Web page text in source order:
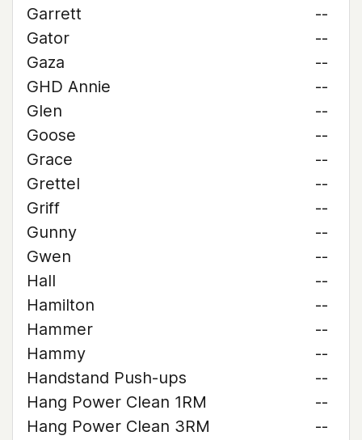
Garrett
--
Gator
--
Gaza
--
GHD Annie
--
Glen
--
Goose
--
Grace
--
Grettel
--
Griff
--
Gunny
--
Gwen
--
Hall
--
Hamilton
--
Hammer
--
Hammy
--
Handstand Push-ups
--
Hang Power Clean 1RM
--
Hang Power Clean 3RM
--